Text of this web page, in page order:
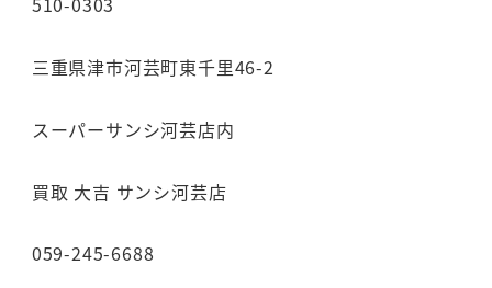
三重県津市河芸町東千里46-2
スーパーサンシ河芸店内
買取 大吉 サンシ河芸店
059-245-6688